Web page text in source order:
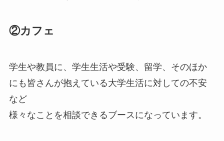
②カフェ
学生や教員に、学生生活や受験、留学、そのほか
にも皆さんが抱えている大学生活に対しての不安
など
様々なことを相談できるブースになっています。